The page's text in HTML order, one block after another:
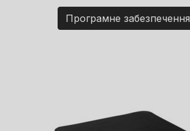
Програмне забезпечення